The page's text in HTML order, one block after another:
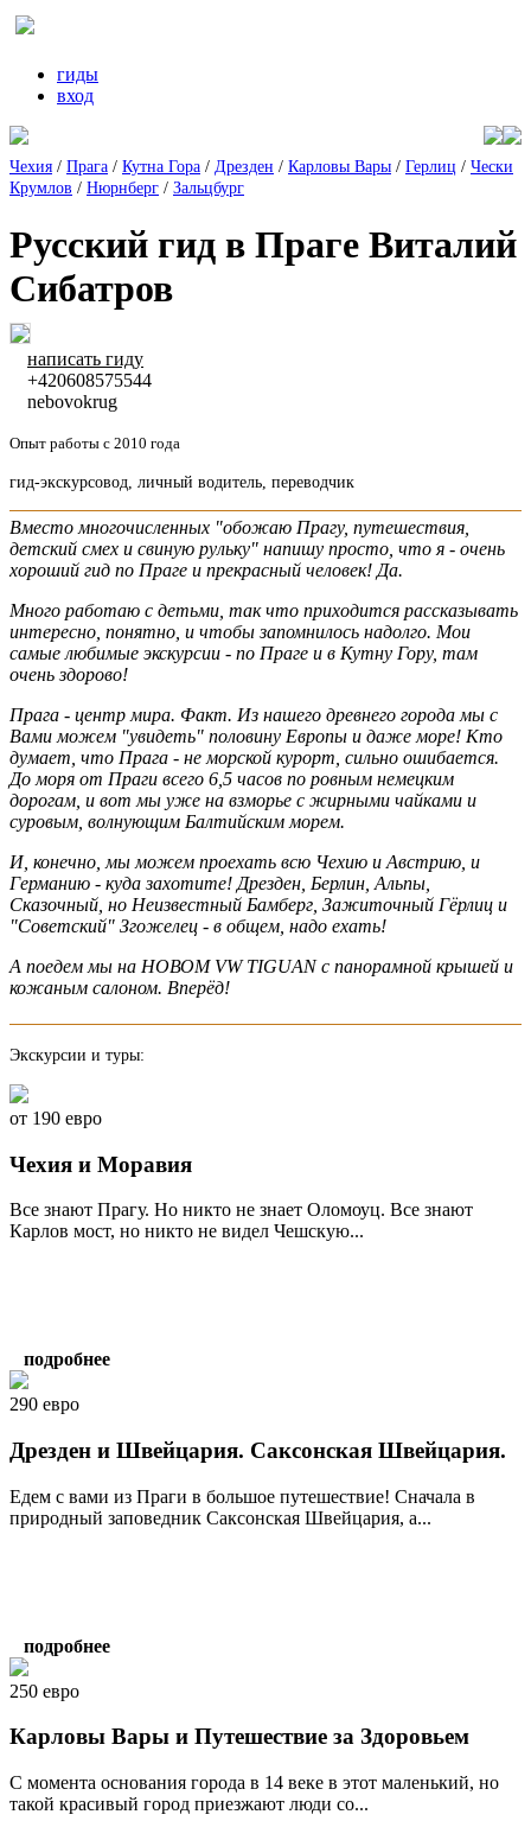
гиды
вход
Чехия / Прага / Кутна Гора / Дрезден / Карловы Вары / Герлиц / Чески
Крумлов / Нюрнберг / Зальцбург
Русский гид в Праге Виталий
Сибатров
написать гиду
+420608575544
nebovokrug
Опыт работы с 2010 года
гид-экскурсовод, личный водитель, переводчик
Вместо многочисленных "обожаю Прагу, путешествия,
детский смех и свиную рульку" напишу просто, что я - очень
хороший гид по Праге и прекрасный человек! Да.
Много работаю с детьми, так что приходится рассказывать
интересно, понятно, и чтобы запомнилось надолго. Мои
самые любимые экскурсии - по Праге и в Кутну Гору, там
очень здорово!
Прага - центр мира. Факт. Из нашего древнего города мы с
Вами можем "увидеть" половину Европы и даже море! Кто
думает, что Прага - не морской курорт, сильно ошибается.
До моря от Праги всего 6,5 часов по ровным немецким
дорогам, и вот мы уже на взморье с жирными чайками и
суровым, волнующим Балтийским морем.
И, конечно, мы можем проехать всю Чехию и Австрию, и
Германию - куда захотите! Дрезден, Берлин, Альпы,
Сказочный, но Неизвестный Бамберг, Зажиточный Гёрлиц и
"Советский" Згожелец - в общем, надо ехать!
А поедем мы на НОВОМ VW TIGUAN с панорамной крышей и
кожаным салоном. Вперёд!
Экскурсии и туры:
от 190 евро
Чехия и Моравия
Все знают Прагу. Но никто не знает Оломоуц. Все знают
Карлов мост, но никто не видел Чешскую...
подробнее
290 евро
Дрезден и Швейцария. Саксонская Швейцария.
Едем с вами из Праги в большое путешествие! Сначала в
природный заповедник Саксонская Швейцария, а...
подробнее
250 евро
Карловы Вары и Путешествие за Здоровьем
С момента основания города в 14 веке в этот маленький, но
такой красивый город приезжают люди со...